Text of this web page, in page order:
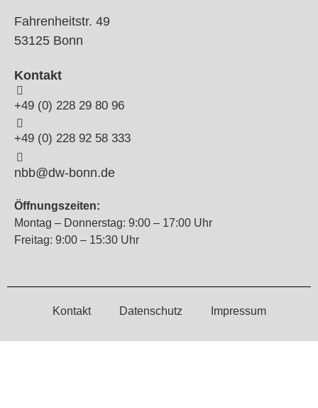
Fahrenheitstr. 49
53125 Bonn
Kontakt
+49 (0) 228 29 80 96
+49 (0) 228 92 58 333
nbb@dw-bonn.de
Öffnungszeiten:
Montag – Donnerstag: 9:00 – 17:00 Uhr
Freitag: 9:00 – 15:30 Uhr
Kontakt Datenschutz Impressum